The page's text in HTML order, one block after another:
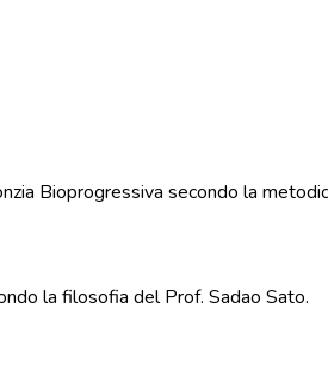
Bioprogressiva secondo la
la filosofia del Prof. Sadao Sato.